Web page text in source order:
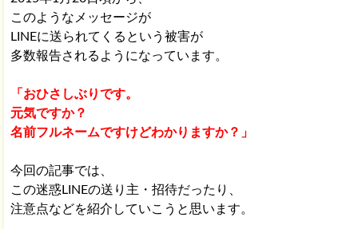
このようなメッセージが
LINEに送られてくるという被害が
多数報告されるようになっています。
「おひさしぶりです。
元気ですか？
名前フルネームですけどわかりますか？」
今回の記事では、
この迷惑LINEの送り主・招待だったり、
注意点などを紹介していこうと思います。